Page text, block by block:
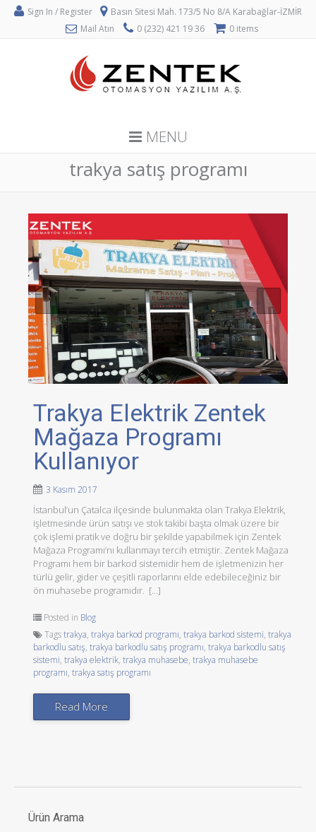
Sign In / Register
Basın Sitesi Mah. 173/5 No 8/A Karabağlar-İZMİR
Mail Atın
0 (232) 421 19 36 0 items
MENU
trakya satış programı
Trakya Elektrik Zentek
Mağaza Programı
Kullanıyor
3 Kasım 2017
İstanbul’un Çatalca ilçesinde bulunmakta olan Trakya Elektrik,
işletmesinde ürün satışı ve stok takibi başta olmak üzere bir
çok işlemi pratik ve doğru bir şekilde yapabilmek için Zentek
Mağaza Programı’nı kullanmayı tercih etmiştir. Zentek Mağaza
Programı hem bir barkod sistemidir hem de işletmenizin her
türlü gelir, gider ve çeşitli raporlarını elde edebileceğiniz bir
ön muhasebe programıdır. […]
Posted in Blog
Tagstrakya,trakya barkod programı,trakya barkod sistemi,trakya
barkodlu satış,trakya barkodlu satış programı,trakya barkodlu satış
sistemi,trakya elektrik,trakya muhasebe,trakya muhasebe
programı,trakya satış programı
Read More
Ürün Arama